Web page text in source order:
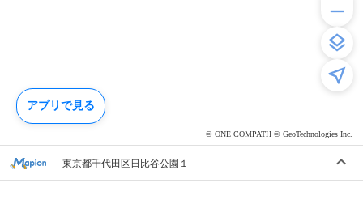
© ONE COMPATH © GeoTechnologies Inc.
東京都千代田区日比谷公園１
アプリで見る